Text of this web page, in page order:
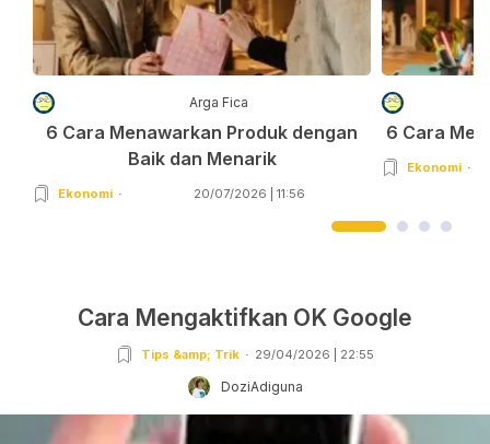
Arga Fica
6 Cara Menawarkan Produk dengan
Baik dan Menarik
Ekonomi 20/07/2026 | 11:56
6 Cara
Ekonomi
Cara Mengaktifkan OK Google
Tips &amp; Trik 29/04/2026 | 22:55
DoziAdiguna